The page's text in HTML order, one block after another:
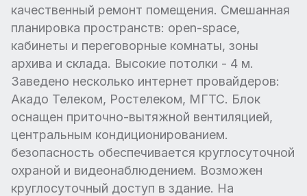
качественный ремонт помещения. Смешанная
планировка пространств: open-space,
кабинеты и переговорные комнаты, зоны
архива и склада. Высокие потолки - 4 м.
Заведено несколько интернет провайдеров:
Акадо Телеком, Ростелеком, МГТС. Блок
оснащен приточно-вытяжной вентиляцией,
центральным кондиционированием.
безопасность обеспечивается круглосуточной
охраной и видеонаблюдением. Возможен
круглосуточный доступ в здание. На